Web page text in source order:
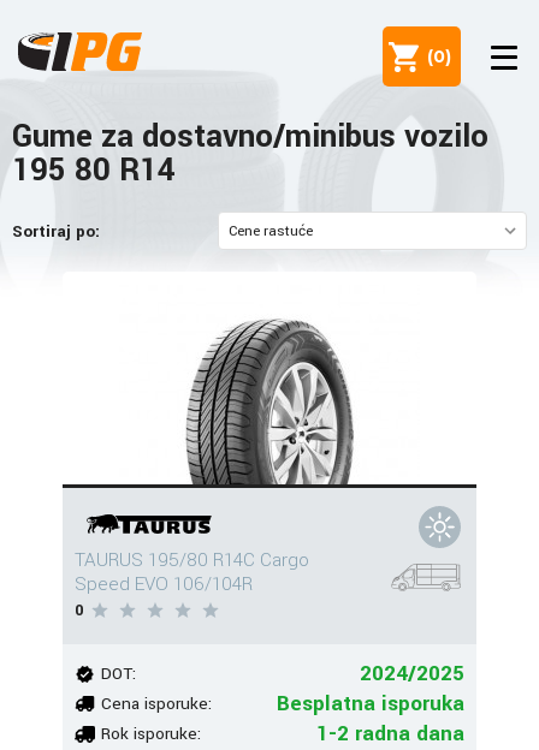
(0)
Gume za dostavno/minibus vozilo
195 80 R14
Sortiraj po:
TAURUS 195/80 R14C Cargo
Speed EVO 106/104R
0
DOT: 2024/2025
Cena isporuke: Besplatna isporuka
Rok isporuke: 1-2 radna dana